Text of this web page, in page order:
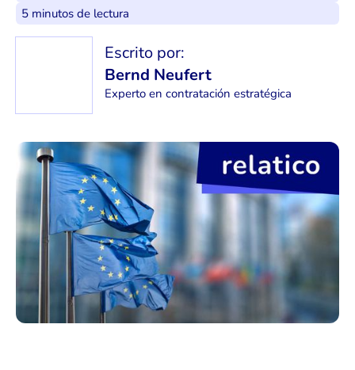
5 minutos de lectura
Escrito por:
Bernd Neufert
Experto en contratación estratégica